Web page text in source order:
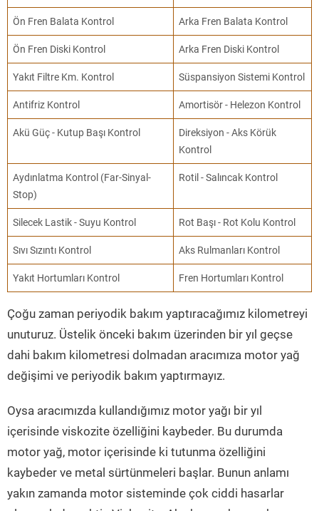
Ön Fren Balata Kontrol Arka Fren Balata Kontrol
Ön Fren Diski Kontrol Arka Fren Diski Kontrol
Yakıt Filtre Km. Kontrol Süspansiyon Sistemi Kontrol
Antifriz Kontrol Amortisör - Helezon Kontrol
Akü Güç - Kutup Başı Kontrol
Direksiyon - Aks Körük
Kontrol
Aydınlatma Kontrol (Far-Sinyal-
Stop)
Rotil - Salıncak Kontrol
Silecek Lastik - Suyu Kontrol Rot Başı - Rot Kolu Kontrol
Sıvı Sızıntı Kontrol Aks Rulmanları Kontrol
Yakıt Hortumları Kontrol Fren Hortumları Kontrol
Çoğu zaman periyodik bakım yaptıracağımız kilometreyi
unuturuz. Üstelik önceki bakım üzerinden bir yıl geçse
dahi bakım kilometresi dolmadan aracımıza motor yağ
değişimi ve periyodik bakım yaptırmayız.
Oysa aracımızda kullandığımız motor yağı bir yıl
içerisinde viskozite özelliğini kaybeder. Bu durumda
motor yağ, motor içerisinde ki tutunma özelliğini
kaybeder ve metal sürtünmeleri başlar. Bunun anlamı
yakın zamanda motor sisteminde çok ciddi hasarlar